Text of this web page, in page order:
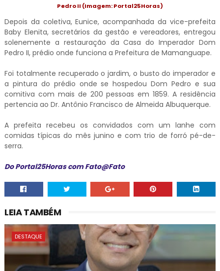
Pedro II (Imagem: Portal25Horas)
Depois da coletiva, Eunice, acompanhada da vice-prefeita
Baby Elenita, secretários da gestão e vereadores, entregou
solenemente a restauração da Casa do Imperador Dom
Pedro II, prédio onde funciona a Prefeitura de Mamanguape.
Foi totalmente recuperado o jardim, o busto do imperador e
a pintura do prédio onde se hospedou Dom Pedro e sua
comitiva com mais de 200 pessoas em 1859. A residência
pertencia ao Dr. Antônio Francisco de Almeida Albuquerque.
A prefeita recebeu os convidados com um lanhe com
comidas típicas do mês junino e com trio de forró pé-de-
serra.
Do Portal25Horas com Fato@Fato
LEIA TAMBÉM
DESTAQUE